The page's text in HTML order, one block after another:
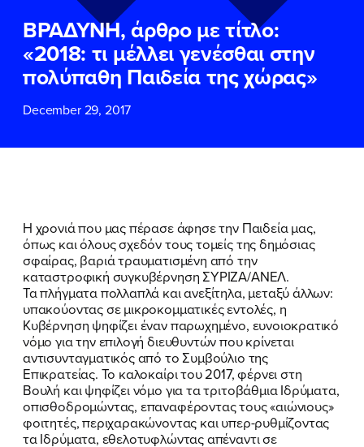
ΒΡΑΔΥΝΗ, άρθρο με τίτλο:
«2018: τι μέλλει γενέσθαι στην
πολύπαθη Παιδεία της χώρας»
December 29, 2017
Η χρονιά που μας πέρασε άφησε την Παιδεία μας,
όπως και όλους σχεδόν τους τομείς της δημόσιας
σφαίρας, βαριά τραυματισμένη από την
καταστροφική συγκυβέρνηση ΣΥΡΙΖΑ/ΑΝΕΛ.
Τα πλήγματα πολλαπλά και ανεξίτηλα, μεταξύ άλλων:
υπακούοντας σε μικροκομματικές εντολές, η
Κυβέρνηση ψηφίζει έναν παρωχημένο, ευνοιοκρατικό
νόμο για την επιλογή διευθυντών που κρίνεται
αντισυνταγματικός από το Συμβούλιο της
Επικρατείας. Το καλοκαίρι του 2017, φέρνει στη
Βουλή και ψηφίζει νόμο για τα τριτοβάθμια Ιδρύματα,
οπισθοδρομώντας, επαναφέροντας τους «αιώνιους»
φοιτητές, περιχαρακώνοντας και υπερ-ρυθμίζοντας
τα Ιδρύματα, εθελοτυφλώντας απέναντι σε
ΕΠΙΘΕΤΟ*
ΤΗΛΕΦΩΝΟ*
EMAIL
του δικτυακού τόπου του
Πολιτικού Γραφείου της Βουλευτού
Νίκης Κεραμέως
ΥΠΟΒΟΛΗ
ΕΠΙΘΕΤΟ*
ΤΗΛΕΦΩΝΟ
EMAIL
του δικτυακού τόπου του
Πολιτικού Γραφείου της Βουλευτού
Νίκης Κεραμέως
ΥΠΟΒΟΛΗ